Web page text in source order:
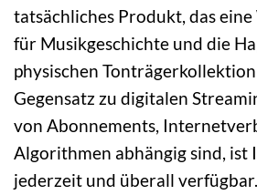
tatsächliches Produkt, das
für Musikgeschichte und die
physischen
Gegensatz zu digitalen
von Abonnements,
Algorithmen abhängig sind, ist
jederzeit und überall